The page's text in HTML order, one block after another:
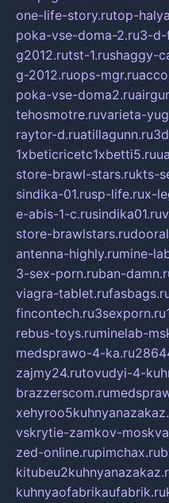
one-life-story.rutop-
poka-vse-doma-2.ru3-d-
g2012.rutst-1.rushaggy-
g-2012.ruops-mgr.ru
poka-vse-doma2.ru
tehosmotre.ruvarieta-
raytor-d.ruatillagunn.ru
1xbeticricetc1xbetti5.ru
store-brawl-stars.rukts-
sindika-01.rusp-life.rux-
e-abis-1-c.rusindika01.ru
store-brawlstars.ru
antenna-highly.rumine-
3-sex-porn.ruban-
viagra-tablet.ru
fincontech.ru3sexporn.ru
rebus-toys.ruminelab-
medsprawo-4-ka.ru
zajmy24.rutovudyi-4-
brazzerscom.ru
vskrytie-zamkov-
zed-online.rupimchax.ru
kuhnyaofabrikaufabrik.ru